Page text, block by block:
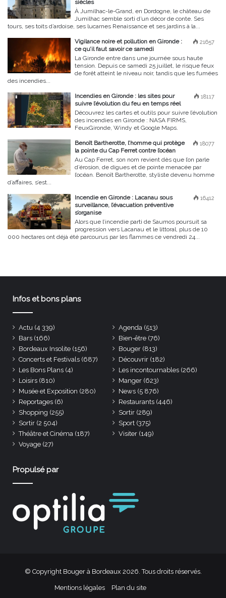
siècles
À Jumilhac-le-Grand, en Dordogne, le château de
Jumilhac semble sorti d’un décor de conte. Ses
tours, ses toits d’ardoise, ses lucarnes Renaissance et ses jardins à la...
21657
Vigilance noire et pollution en Gironde :
ce qu’il faut savoir ce samedi
La Gironde entre dans une journée sous haute
tension. Depuis ce samedi 25 juillet, le risque feux
de forêt atteint le niveau noir, tandis que les fumées
des incendies...
18117
Incendies en Gironde : les sites pour
suivre l’évolution du feu en temps réel
Découvrez les cartes et outils pour suivre l’évolution
des incendies en Gironde : NASA FIRMS,
FeuxGironde, Windy et Google Maps.
18077
Benoît Bartherotte, l’homme qui protège
la pointe du Cap Ferret contre l’océan
Au Cap Ferret, son nom revient dès que l’on parle
d’érosion, de digues et de pointe menacée par
l’océan. Benoît Bartherotte, styliste devenu homme
d’affaires, s’est...
16412
Incendie en Gironde : Lacanau sous
surveillance, l’évacuation préventive
s’organise
Alors que l’incendie parti de Saumos poursuit sa
progression vers Lacanau et le littoral, plus de 10
000 hectares ont déjà été parcourus par les flammes ce vendredi 24...
Infos et bons plans
Actu (4 339) Agenda (513)
Bars (166) Bien-être (76)
Bordeaux Insolite (156) Bouger (813)
Concerts et Festivals (687) Découvrir (182)
Les Bons Plans (4) Les incontournables (266)
Loisirs (810) Manger (623)
Musée et Exposition (280) News (5 876)
Reportages (6) Restaurants (446)
Shopping (255) Sortir (289)
Sortir (2 504) Sport (375)
Théâtre et Cinéma (187) Visiter (149)
Voyage (27)
Propulsé par
© Copyright Bouger à Bordeaux 2026. Tous droits réservés.
Mentions légales Plan du site